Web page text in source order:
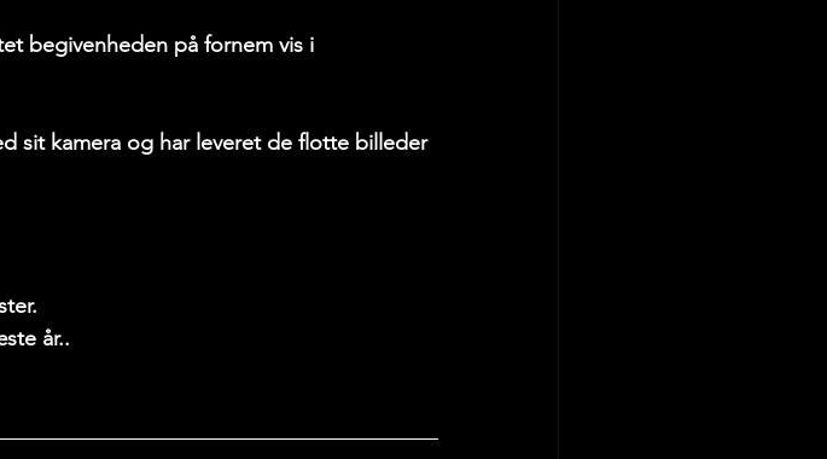
begivenheden på fornem vis i
sit kamera og har leveret de flotte billeder
år..